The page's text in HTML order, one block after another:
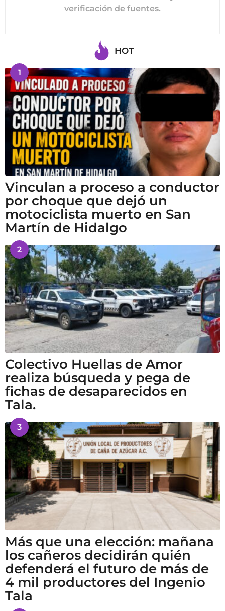
verificación de fuentes.
HOT
1
Vinculan a proceso a conductor
por choque que dejó un
motociclista muerto en San
Martín de Hidalgo
2
Colectivo Huellas de Amor
realiza búsqueda y pega de
fichas de desaparecidos en
Tala.
3
Más que una elección: mañana
los cañeros decidirán quién
defenderá el futuro de más de
4 mil productores del Ingenio
Tala